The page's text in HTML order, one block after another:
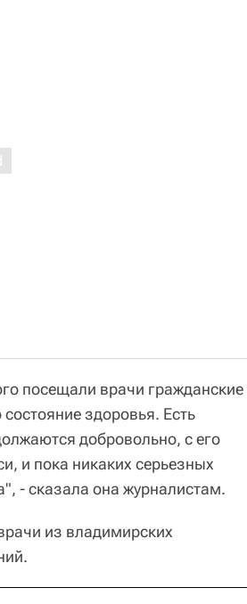
посещали врачи гражданские
здоровья. Есть
добровольно, с его
и пока никаких серьезных
- сказала она журналистам.
из владимирских